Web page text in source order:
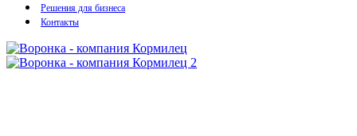
Решения для бизнеса
Контакты